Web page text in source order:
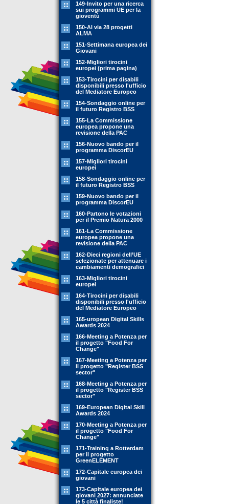
149-Invito per una ricerca
sui programmi UE per la
gioventù
150-Al via 28 progetti
ALMA
151-Settimana europea dei
Giovani
152-Migliori tirocini
europei (prima pagina)
153-Tirocini per disabili
disponibili presso l'ufficio
del Mediatore Europeo
154-Sondaggio online per
il futuro Registro BSS
155-La Commissione
europea propone una
revisione della PAC
156-Nuovo bando per il
programma DiscorEU
157-Migliori tirocini
europei
158-Sondaggio online per
il futuro Registro BSS
159-Nuovo bando per il
programma DiscorEU
160-Partono le votazioni
per il Premio Natura 2000
161-La Commissione
europea propone una
revisione della PAC
162-Dieci regioni dell’UE
selezionate per attenuare i
cambiamenti demografici
163-Migliori tirocini
europei
164-Tirocini per disabili
disponibili presso l'ufficio
del Mediatore Europeo
165-uropean Digital Skills
Awards 2024
166-Meeting a Potenza per
il progetto "Food For
Change"
167-Meeting a Potenza per
il progetto "Register BSS
sector"
168-Meeting a Potenza per
il progetto "Register BSS
sector"
169-European Digital Skill
Awards 2024
170-Meeting a Potenza per
il progetto "Food For
Change"
171-Training a Rotterdam
per il progetto
GreenELEMENT
172-Capitale europea dei
giovani
173-Capitale europea dei
giovani 2027: annunciate
le 5 città finaliste!